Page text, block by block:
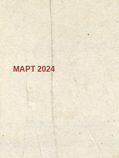
МАРТ 2024